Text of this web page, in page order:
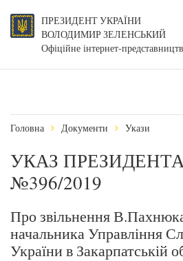
ПРЕЗИДЕНТ УКРАЇНИ
ВОЛОДИМИР ЗЕЛЕНСЬКИЙ
Офіційне інтернет-
Головна Документи Укази
УКАЗ
№396/2019
Про звільнення
начальника Управління
України в Закарпатській